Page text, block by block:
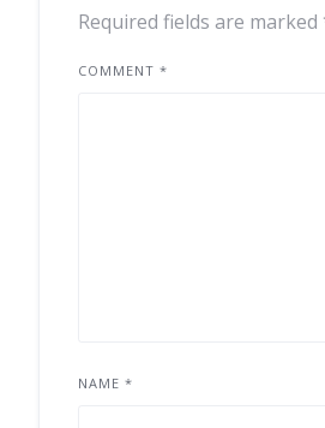
Required fields are marked
COMMENT *
NAME *